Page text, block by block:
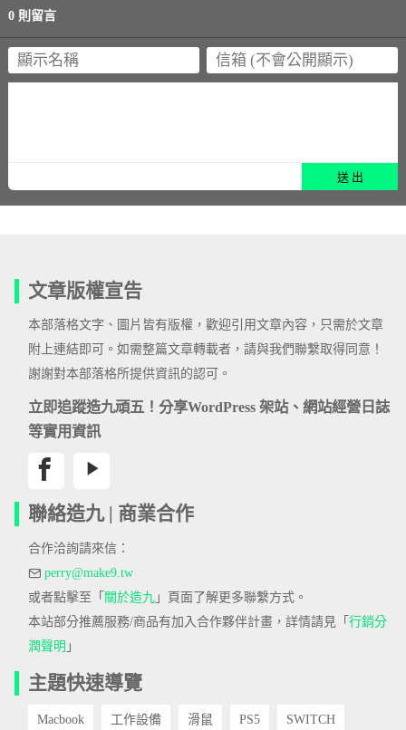
0 則留言
文章版權宣告
本部落格文字、圖片皆有版權，歡迎引用文章內容，只需於文章
附上連結即可。如需整篇文章轉載者，請與我們聯繫取得同意！
謝謝對本部落格所提供資訊的認可。
立即追蹤造九頑五！分享WordPress 架站、網站經營日誌
等實用資訊
聯絡造九 | 商業合作
合作洽詢請來信：
perry@make9.tw
或者點擊至「 關於造九 」頁面了解更多聯繫方式。
本站部分推薦服務/商品有加入合作夥伴計畫，詳情請見「 行銷分
潤聲明 」
主題快速導覽
Macbook 工作設備 滑鼠 PS5 SWITCH